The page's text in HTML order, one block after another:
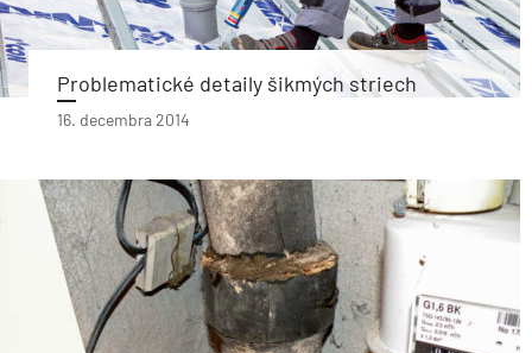
Problematické detaily šikmých striech
16. decembra 2014